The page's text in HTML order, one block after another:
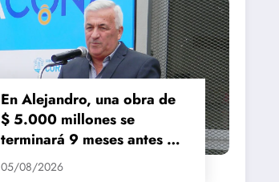
En Alejandro, una obra de
$ 5.000 millones se
terminará 9 meses antes de
lo previsto
05/08/2026